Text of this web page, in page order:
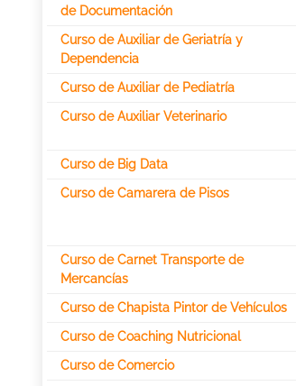
de Documentación
Curso de Auxiliar de Geriatría y
Dependencia
Curso de Auxiliar de Pediatría
Curso de Auxiliar Veterinario
Curso de Big Data
Curso de Camarera de Pisos
Curso de Carnet Transporte de
Mercancías
Curso de Chapista Pintor de Vehículos
Curso de Coaching Nutricional
Curso de Comercio